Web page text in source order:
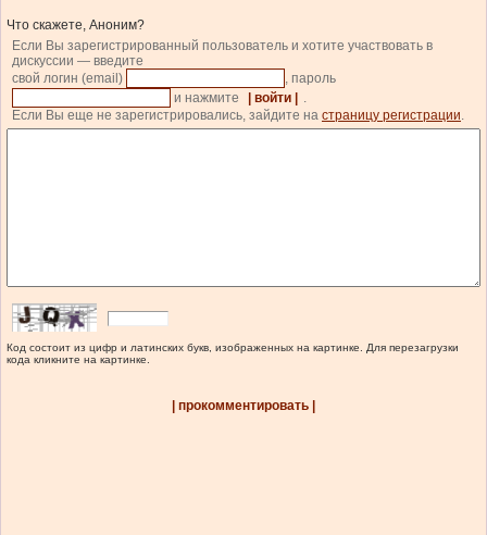
Что скажете, Аноним?
Если Вы зарегистрированный пользователь и хотите участвовать в
дискуссии — введите
свой логин (email)
, пароль
и нажмите
| войти |
.
Если Вы еще не зарегистрировались, зайдите на страницу регистрации.
Код состоит из цифр и латинских букв, изображенных на картинке. Для перезагрузки
кода кликните на картинке.
| прокомментировать |